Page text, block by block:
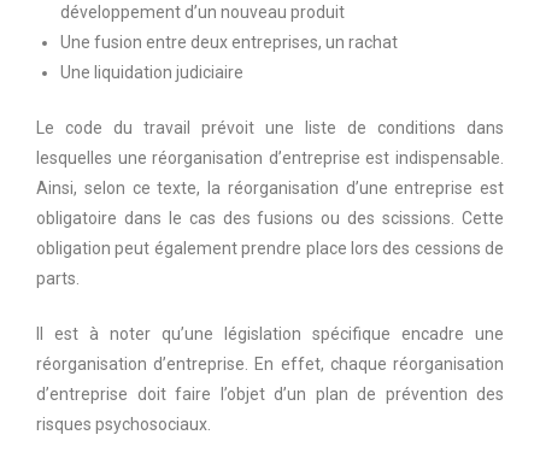
développement d’un nouveau produit
Une fusion entre deux entreprises, un rachat
Une liquidation judiciaire
Le code du travail prévoit une liste de conditions dans
lesquelles une réorganisation d’entreprise est indispensable.
Ainsi, selon ce texte, la réorganisation d’une entreprise est
obligatoire dans le cas des fusions ou des scissions. Cette
obligation peut également prendre place lors des cessions de
parts.
Il est à noter qu’une législation spécifique encadre une
réorganisation d’entreprise. En effet, chaque réorganisation
d’entreprise doit faire l’objet d’un plan de prévention des
risques psychosociaux.